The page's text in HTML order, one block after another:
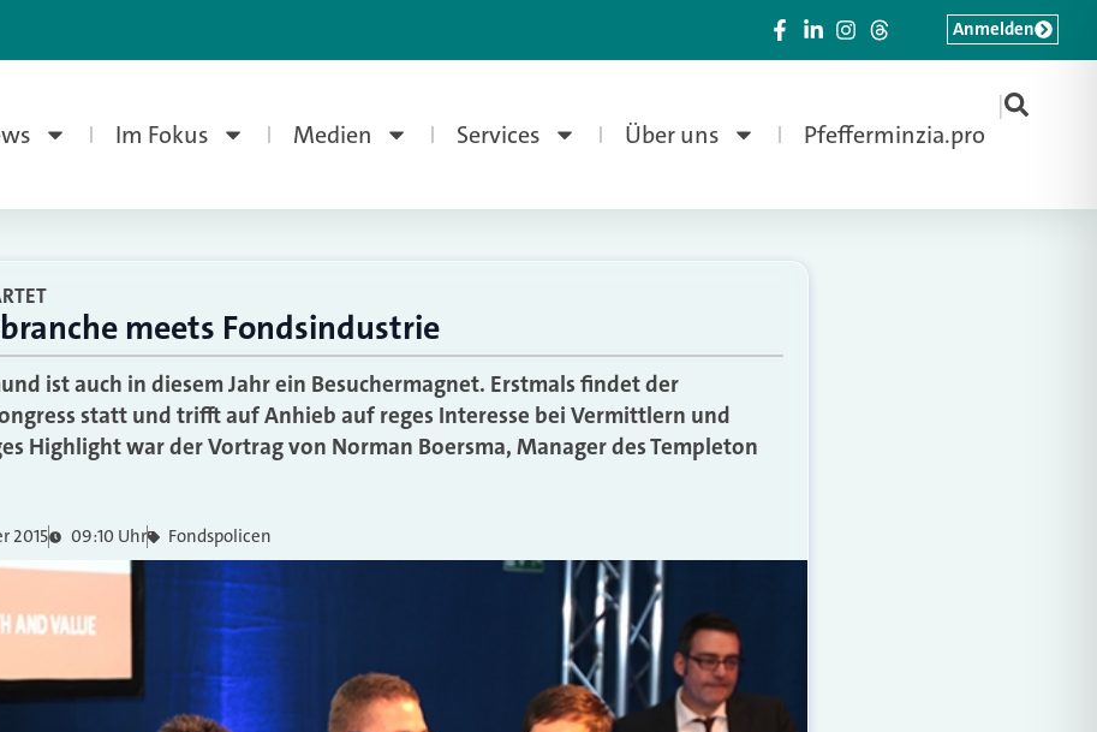
Im Fokus Medien Services Über uns Pfefferminzia.pro
|
Anmelden
meets Fondsindustrie
ist auch in diesem Jahr ein Besuchermagnet. Erstmals findet der
statt und trifft auf Anhieb auf reges Interesse bei Vermittlern und
Highlight war der Vortrag von Norman Boersma, Manager des Templeton
2015 09:10 Uhr Fondspolicen